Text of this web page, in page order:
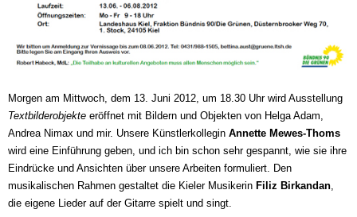
Morgen am Mittwoch, dem 13. Juni 2012, um 18.30 Uhr wird Ausstellung
Textbilderobjekte eröffnet mit Bildern und Objekten von Helga Adam,
Andrea Nimax und mir. Unsere Künstlerkollegin Annette Mewes-Thoms
wird eine Einführung geben, und ich bin schon sehr gespannt, wie sie ihre
Eindrücke und Ansichten über unsere Arbeiten formuliert. Den
musikalischen Rahmen gestaltet die Kieler Musikerin Filiz Birkandan
die eigene Lieder auf der Gitarre spielt und singt.